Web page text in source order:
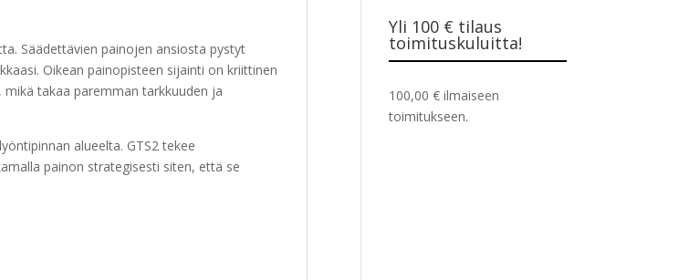
:
Säädettävien painojen ansiosta pystyt
Oikean painopisteen sijainti on kriittinen
takaa paremman tarkkuuden ja
alueelta. GTS2 tekee
painon strategisesti siten, että se
Yli 100 € tilaus
toimituskuluitta!
100,00€ ilmaiseen
toimitukseen.